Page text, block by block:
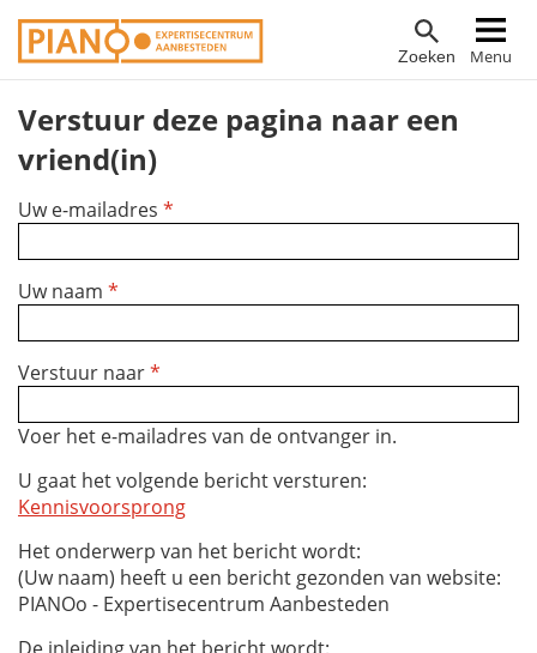
Overslaan
en
de
inhoud
gaan
Zoeken Menu
Hoofdnavigatie
Verstuur deze pagina naar een
vriend(in)
Uw e-mailadres *
Uw naam *
Verstuur naar*
Voer het e-mailadres van de ontvanger in.
U gaat het volgende bericht versturen:
Kennisvoorsprong
Het onderwerp van het bericht wordt:
(Uw naam) heeft u een bericht gezonden van website:
PIANOo - Expertisecentrum Aanbesteden